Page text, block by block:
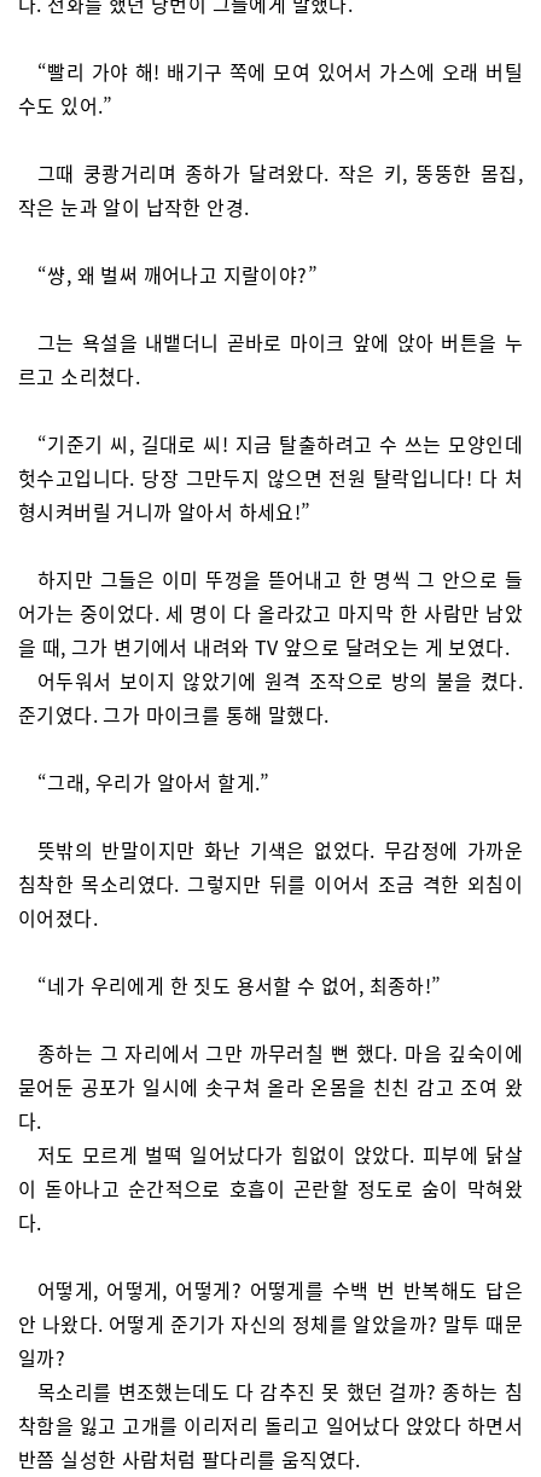
“빨리 가야 해! 배기구 쪽에 모여 있어서 가스에 오래 버틸
수도 있어.”
그때 쿵쾅거리며 종하가 달려왔다. 작은 키, 뚱뚱한 몸집,
작은 눈과 알이 납작한 안경.
“썅, 왜 벌써 깨어나고 지랄이야?”
그는 욕설을 내뱉더니 곧바로 마이크 앞에 앉아 버튼을 누
르고 소리쳤다.
“기준기 씨, 길대로 씨! 지금 탈출하려고 수 쓰는 모양인데
헛수고입니다. 당장 그만두지 않으면 전원 탈락입니다! 다 처
형시켜버릴 거니까 알아서 하세요!”
하지만 그들은 이미 뚜껑을 뜯어내고 한 명씩 그 안으로 들
어가는 중이었다. 세 명이 다 올라갔고 마지막 한 사람만 남았
을 때, 그가 변기에서 내려와 TV 앞으로 달려오는 게 보였다.
어두워서 보이지 않았기에 원격 조작으로 방의 불을 켰다.
준기였다. 그가 마이크를 통해 말했다.
“그래, 우리가 알아서 할게.”
뜻밖의 반말이지만 화난 기색은 없었다. 무감정에 가까운
침착한 목소리였다. 그렇지만 뒤를 이어서 조금 격한 외침이
이어졌다.
“네가 우리에게 한 짓도 용서할 수 없어, 최종하!”
종하는 그 자리에서 그만 까무러칠 뻔 했다. 마음 깊숙이에
묻어둔 공포가 일시에 솟구쳐 올라 온몸을 친친 감고 조여 왔
다.
저도 모르게 벌떡 일어났다가 힘없이 앉았다. 피부에 닭살
이 돋아나고 순간적으로 호흡이 곤란할 정도로 숨이 막혀왔
다.
어떻게, 어떻게, 어떻게? 어떻게를 수백 번 반복해도 답은
안 나왔다. 어떻게 준기가 자신의 정체를 알았을까? 말투 때문
일까?
목소리를 변조했는데도 다 감추진 못 했던 걸까? 종하는 침
착함을 잃고 고개를 이리저리 돌리고 일어났다 앉았다 하면서
반쯤 실성한 사람처럼 팔다리를 움직였다.